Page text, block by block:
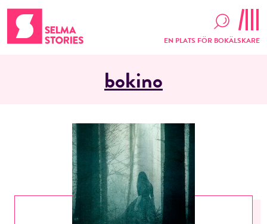
EN PLATS FÖR BOKÄLSKARE
bokino